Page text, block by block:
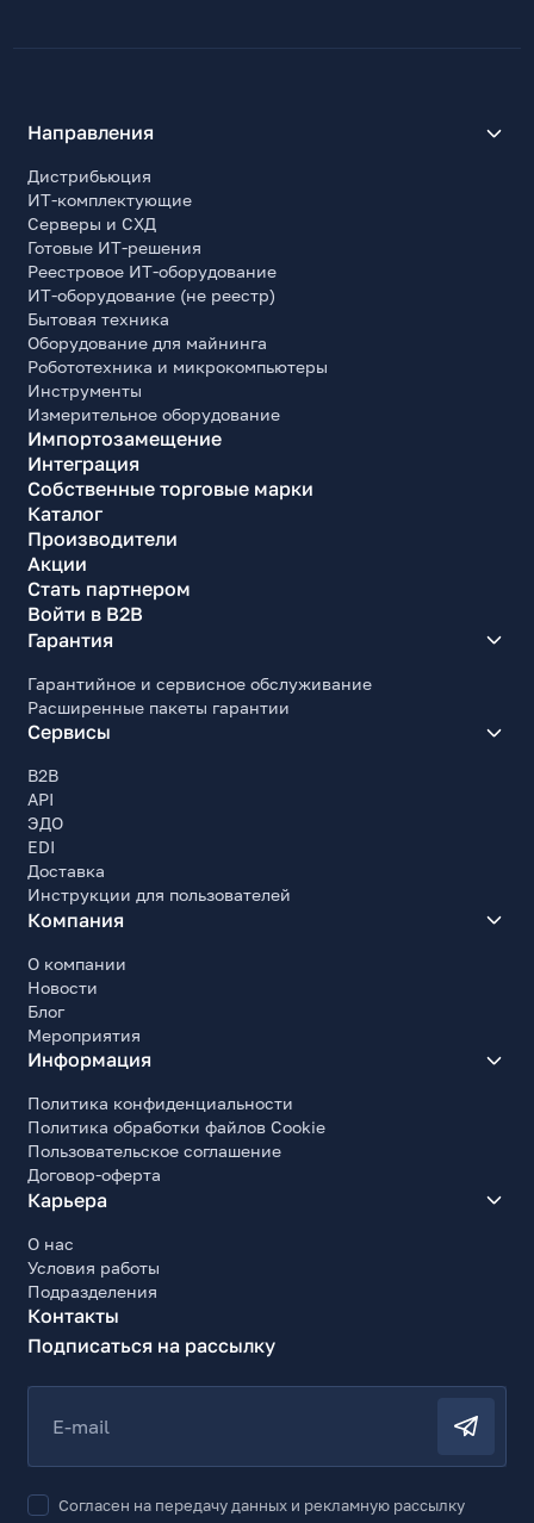
Направления
Дистрибьюция
ИТ-комплектующие
Серверы и СХД
Готовые ИТ-решения
Реестровое ИТ-оборудование
ИТ-оборудование (не реестр)
Бытовая техника
Оборудование для майнинга
Робототехника и микрокомпьютеры
Инструменты
Измерительное оборудование
Импортозамещение
Интеграция
Собственные торговые марки
Каталог
Производители
Акции
Стать партнером
Войти в B2B
Гарантия
Гарантийное и сервисное обслуживание
Расширенные пакеты гарантии
Сервисы
B2B
API
ЭДО
EDI
Доставка
Инструкции для пользователей
Компания
О компании
Новости
Блог
Мероприятия
Информация
Политика конфиденциальности
Политика обработки файлов Cookie
Пользовательское соглашение
Договор-оферта
Карьера
О нас
Условия работы
Подразделения
Контакты
Подписаться на рассылку
E-mail
Согласен на передачу данных и рекламную рассылку